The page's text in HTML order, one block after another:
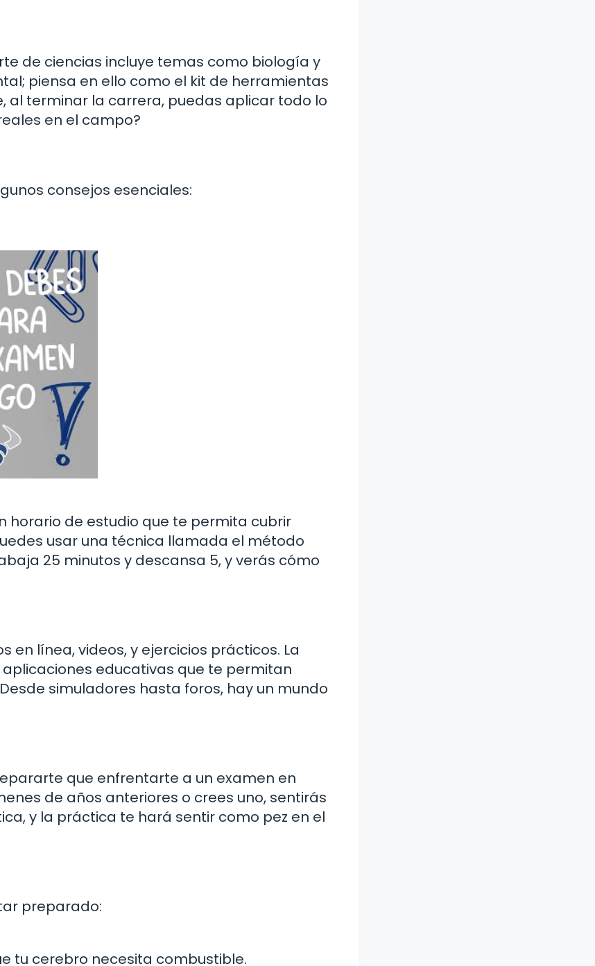
de ciencias incluye temas como biología y
piensa en ello como el kit de herramientas
al terminar la carrera, puedas aplicar todo lo
en el campo?
consejos esenciales:
horario de estudio que te permita cubrir
usar una técnica llamada el método
25 minutos y descansa 5, y verás cómo
en línea, videos, y ejercicios prácticos. La
educativas que te permitan
simuladores hasta foros, hay un mundo
que enfrentarte a un examen en
de años anteriores o crees uno, sentirás
y la práctica te hará sentir como pez en el
preparado:
tu cerebro necesita combustible.